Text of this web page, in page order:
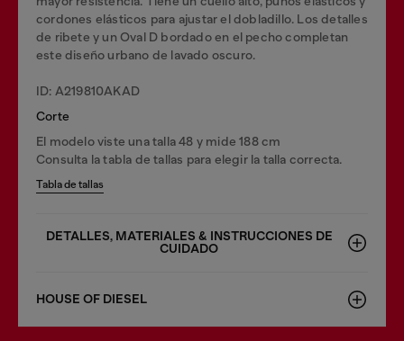
cordones elásticos para ajustar el dobladillo. Los detalles
de ribete y un Oval D bordado en el pecho completan
este diseño urbano de lavado oscuro.
ID: A219810AKAD
Corte
El modelo viste una talla 48 y mide 188 cm
Consulta la tabla de tallas para elegir la talla correcta.
Tabla de tallas
DETALLES, MATERIALES & INSTRUCCIONES DE
CUIDADO
HOUSE OF DIESEL